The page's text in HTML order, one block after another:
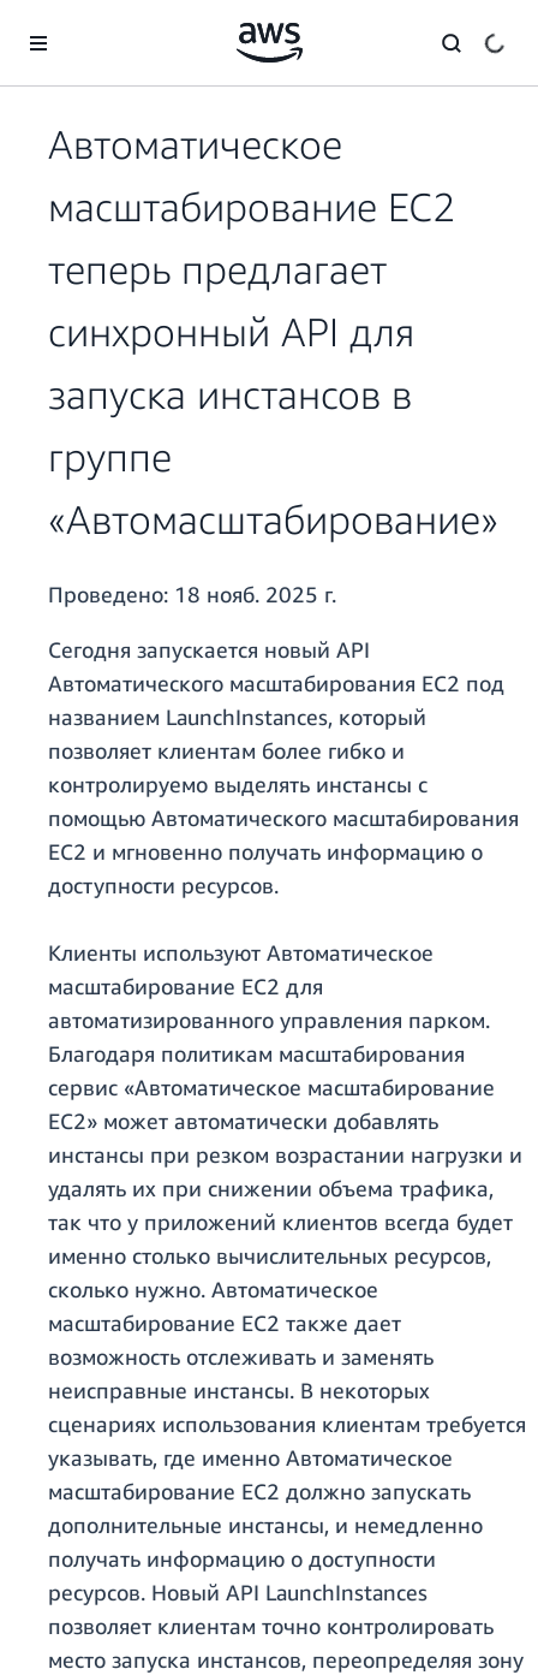
Перейти к главному контенту
Автоматическое
масштабирование EC2
теперь предлагает
синхронный API для
запуска инстансов в
группе
«Автомасштабирование»
Проведено: 18 нояб. 2025 г.
Сегодня запускается новый API
Автоматического масштабирования EC2 под
названием LaunchInstances, который
позволяет клиентам более гибко и
контролируемо выделять инстансы с
помощью Автоматического масштабирования
EC2 и мгновенно получать информацию о
доступности ресурсов.
Клиенты используют Автоматическое
масштабирование EC2 для
автоматизированного управления парком.
Благодаря политикам масштабирования
сервис «Автоматическое масштабирование
EC2» может автоматически добавлять
инстансы при резком возрастании нагрузки и
удалять их при снижении объема трафика,
так что у приложений клиентов всегда будет
именно столько вычислительных ресурсов,
сколько нужно. Автоматическое
масштабирование EC2 также дает
возможность отслеживать и заменять
неисправные инстансы. В некоторых
сценариях использования клиентам требуется
указывать, где именно Автоматическое
масштабирование EC2 должно запускать
дополнительные инстансы, и немедленно
получать информацию о доступности
ресурсов. Новый API LaunchInstances
позволяет клиентам точно контролировать
место запуска инстансов, переопределяя зону